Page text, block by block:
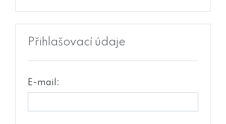
Přihlašovací údaje
E-mail: